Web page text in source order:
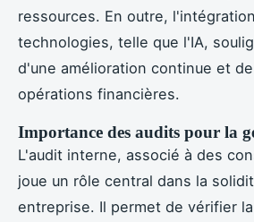
ressources. En outre,
technologies, telle que l'IA,
d'une amélioration continue et
opérations financières.
Importance des audits pour la
L'audit interne, associé à des
joue un rôle central dans la
entreprise. Il permet de vérifier